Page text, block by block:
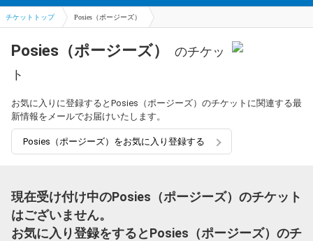
ー
チケットトップ Posies（ポージーズ）
Posies（ポージーズ）
のチケッ
ト
お気に入りに登録するとPosies（ポージーズ）のチケットに関連する最
新情報をメールでお届けいたします。
Posies（ポージーズ）をお気に入り登録する
現在受け付け中のPosies（ポージーズ）のチケット
はございません。
お気に入り登録をするとPosies（ポージーズ）のチ